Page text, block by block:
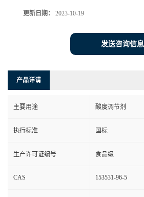
更新日期： 2023-10-19
发送咨询信息
产品详请
主要用途 酸度调节剂
执行标准 国标
生产许可证编号 食品级
CAS 153531-96-5